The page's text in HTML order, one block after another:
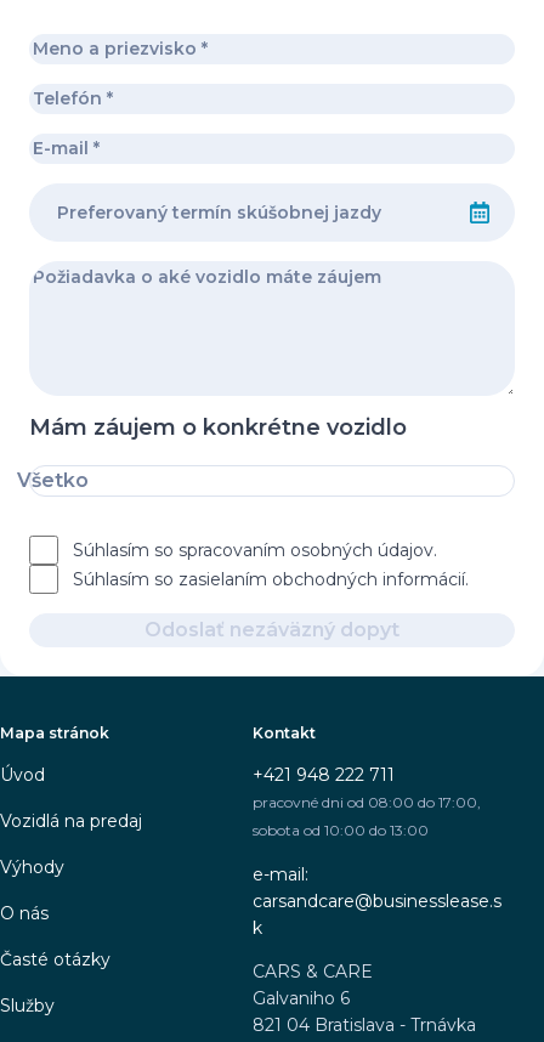
Mám záujem o konkrétne vozidlo
Všetko
Súhlasím so spracovaním osobných údajov.
Súhlasím so zasielaním obchodných informácií.
Odoslať nezáväzný dopyt
Mapa stránok
Úvod
Vozidlá na predaj
Výhody
O nás
Časté otázky
Služby
Kontakt
+421 948 222 711
pracovné dni od 08:00 do 17:00,
sobota od 10:00 do 13:00
e-mail:
carsandcare@businesslease.s
k
CARS & CARE
Galvaniho 6
821 04 Bratislava - Trnávka